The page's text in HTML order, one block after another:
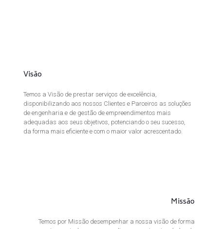
Visão
Temos a Visão de prestar serviços de excelência,
disponibilizando aos nossos Clientes e Parceiros as soluções
de engenharia e de gestão de empreendimentos mais
adequadas aos seus objetivos, potenciando o seu sucesso,
da forma mais eficiente e com o maior valor acrescentado.
Missão
Temos por Missão desempenhar a nossa visão de forma